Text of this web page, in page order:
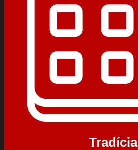
Tradícia